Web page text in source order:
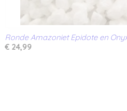
Ronde Amazoniet Epidote en
€ 24,99